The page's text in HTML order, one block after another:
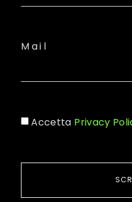
Mail
Accetta Privacy